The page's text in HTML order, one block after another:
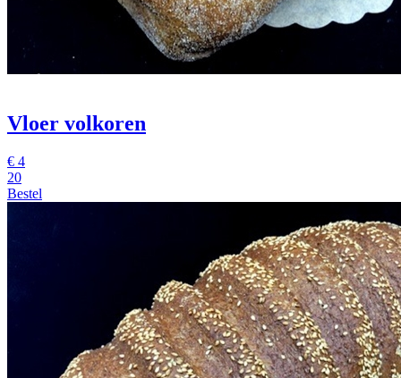
Vloer volkoren
€ 4
20
Bestel